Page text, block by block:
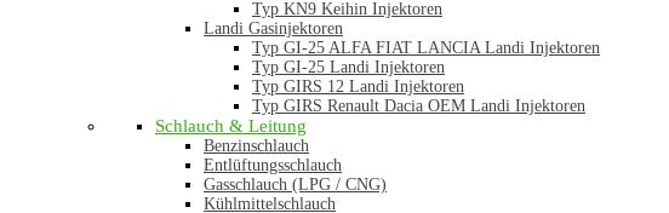
Typ KN9 Keihin Injektoren
Landi Gasinjektoren
Typ GI-25 ALFA FIAT LANCIA Landi Injektoren
Typ GI-25 Landi Injektoren
Typ GIRS 12 Landi Injektoren
Typ GIRS Renault Dacia OEM Landi Injektoren
Schlauch & Leitung
Benzinschlauch
Entlüftungsschlauch
Gasschlauch (LPG / CNG)
Kühlmittelschlauch